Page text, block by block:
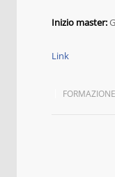
Inizio master:
Link
FORMAZIONE